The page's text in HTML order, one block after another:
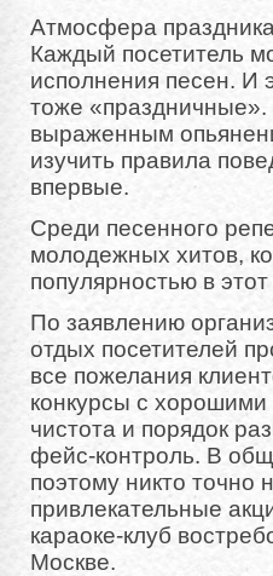
Атмосфера
Каждый посетитель
исполнения песен. И
тоже
выраженным
изучить правила
впервые.
Среди песенного
молодежных хитов,
популярностью в
По заявлению
отдых посетителей
все пожелания
конкурсы с
чистота и порядок
фейс-контроль. В
поэтому никто точно
привлекательные
караоке-клуб
Москве.